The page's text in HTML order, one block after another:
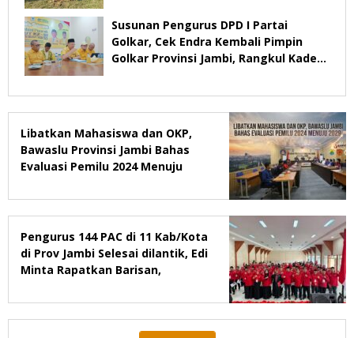
Susunan Pengurus DPD I Partai
Golkar, Cek Endra Kembali Pimpin
Golkar Provinsi Jambi, Rangkul Kader
Libatkan Mahasiswa dan OKP,
Bawaslu Provinsi Jambi Bahas
Evaluasi Pemilu 2024 Menuju
Pengurus 144 PAC di 11 Kab/Kota
di Prov Jambi Selesai dilantik, Edi
Minta Rapatkan Barisan,